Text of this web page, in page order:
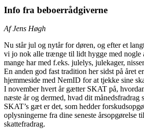
Info fra beboerrådgiverne
Af Jens Høgh
Nu står jul og nytår for døren, og efter et
vi jo nok alle trænge til lidt hygge med nogle
mange har med f.eks. julelys, julekager,
En anden god fast tradition her sidst på året
hjemmeside med NemID for at tjekke sine
I november hvert år gætter SKAT på,
næste år og dermed, hvad dit månedsfradrag
SKAT’s gæt er det, som hedder
oplysningerne fra dine seneste årsopgørelse
skattefradrag.